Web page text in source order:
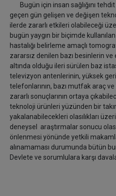
Bugün için insan sağlığını tehdit
geçen gün gelişen ve değişen
ilerde zararlı etkileri olabileceği
bugün yaygın bir biçimde
hastalığı belirleme amaçlı
zararsız denilen bazı besinlerin ve
altında olduğu ileri sürülen baz
televizyon antenlerinin, yüksek
telefonlarının, bazı mutfak araç
zararlı sonuçlarının ortaya
teknoloji ürünleri yüzünden bir
yakalanabilecekleri olasılıkları
deneysel araştırmalar sonucu
önlenmesi yönünde yetkili
alınamaması durumunda bütün
Devlete ve sorumlulara karşı